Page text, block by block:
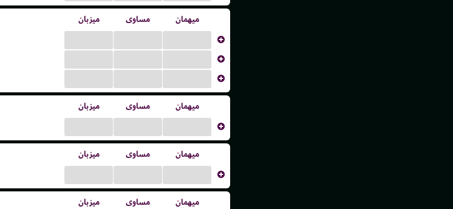
میزبان مساوی میهمان
میزبان مساوی میهمان
میزبان مساوی میهمان
میزبان مساوی میهمان